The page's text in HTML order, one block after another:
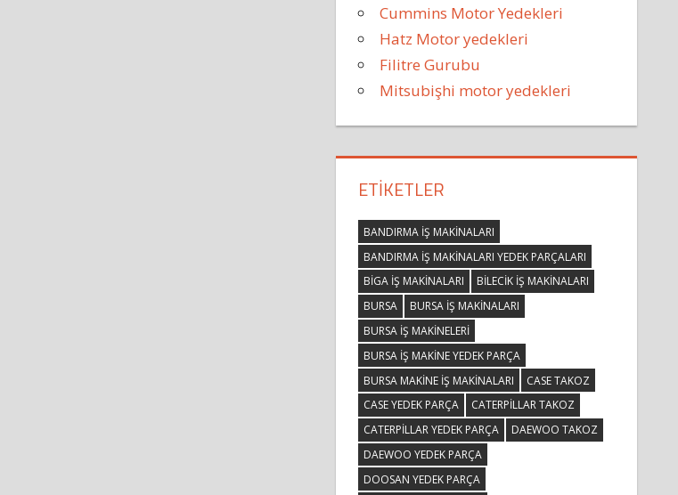
Cummins Motor Yedekleri
Hatz Motor yedekleri
Filitre Gurubu
Mitsubişhi motor yedekleri
ETIKETLER
BANDIRMA IŞ MAKINALARI
BANDIRMA IŞ MAKINALARI YEDEK PARÇALARI
BIGA IŞ MAKINALARI
BILECIK IŞ MAKINALARI
BURSA
BURSA IŞ MAKINALARI
BURSA IŞ MAKINELERI
BURSA IŞ MAKINE YEDEK PARÇA
BURSA MAKINE IŞ MAKINALARI
CASE TAKOZ
CASE YEDEK PARÇA
CATERPILLAR TAKOZ
CATERPILLAR YEDEK PARÇA
DAEWOO TAKOZ
DAEWOO YEDEK PARÇA
DOOSAN YEDEK PARÇA